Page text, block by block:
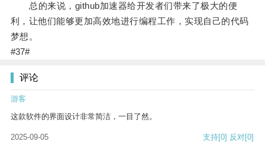
总的来说，github加速器给开发者们带来了极大的便
利，让他们能够更加高效地进行编程工作，实现自己的代码
梦想。
#37#
评论
游客
这款软件的界面设计非常简洁，一目了然。
2025-09-05 支持[0] 反对[0]